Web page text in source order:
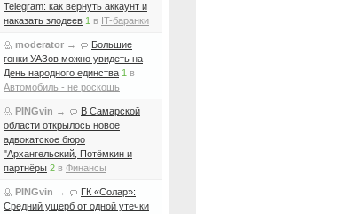
Telegram: как вернуть аккаунт и
наказать злодеев 1 в IT-баранки
moderator →
Большие
гонки УАЗов можно увидеть на
День народного единства 1 в
Автомобиль - не роскошь
PINGvin →
В Самарской
области открылось новое
адвокатское бюро
"Архангельский, Потёмкин и
партнёры 2 в Финансы
PINGvin →
ГК «Солар»:
Средний ущерб от одной утечки